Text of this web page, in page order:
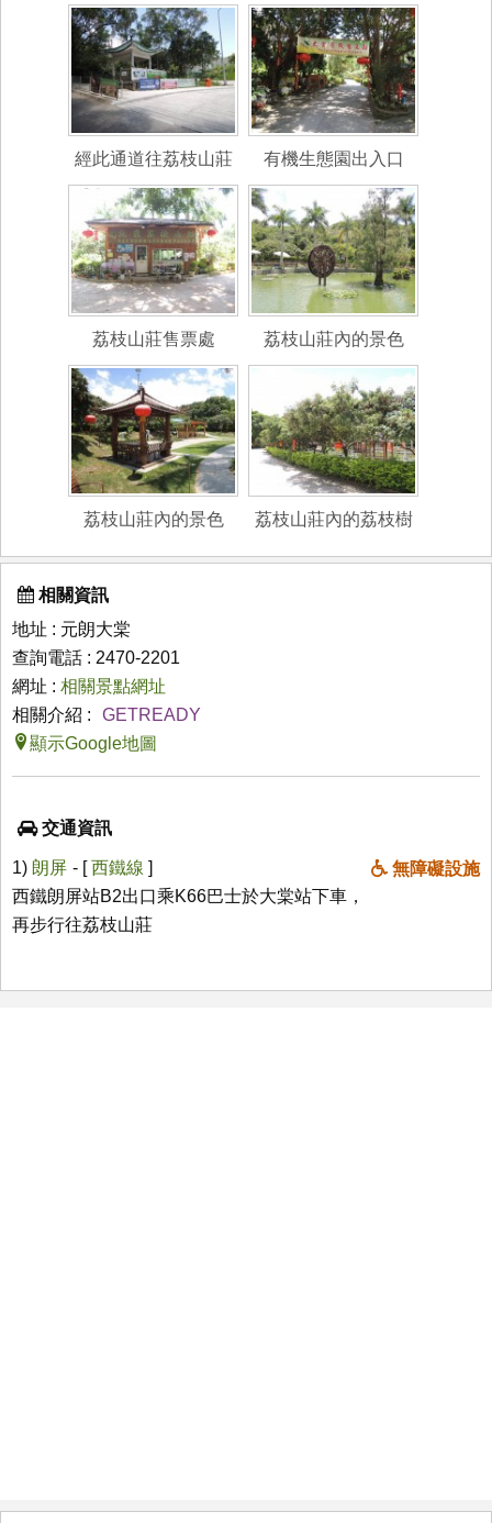
經此通道往荔枝山莊 有機生態園出入口
荔枝山莊售票處 荔枝山莊內的景色
荔枝山莊內的景色 荔枝山莊內的荔枝樹
相關資訊
地址 : 元朗大棠
查詢電話 : 2470-2201
網址 : 相關景點網址
相關介紹 :
GETREADY
顯示Google地圖
交通資訊
1) 朗屏 無障礙設施
- [西鐵線 ]
西鐵朗屏站B2出口乘K66巴士於大棠站下車，
再步行往荔枝山莊